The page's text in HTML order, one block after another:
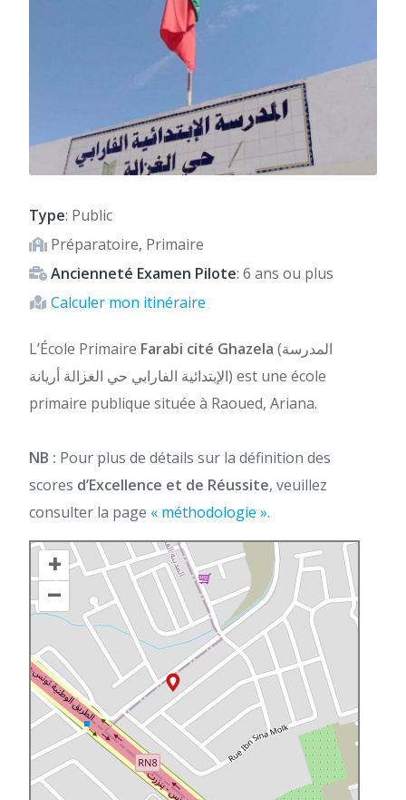
Type: Public
Préparatoire, Primaire
Ancienneté Examen Pilote: 6 ans ou plus
Calculer mon itinéraire
L’École Primaire Farabi cité Ghazela (المدرسة
الإبتدائية الفارابي حي الغزالة أريانة) est une école
primaire publique située à Raoued, Ariana.
NB : Pour plus de détails sur la définition des
scores d’Excellence et de Réussite, veuillez
consulter la page « méthodologie ».
+
–